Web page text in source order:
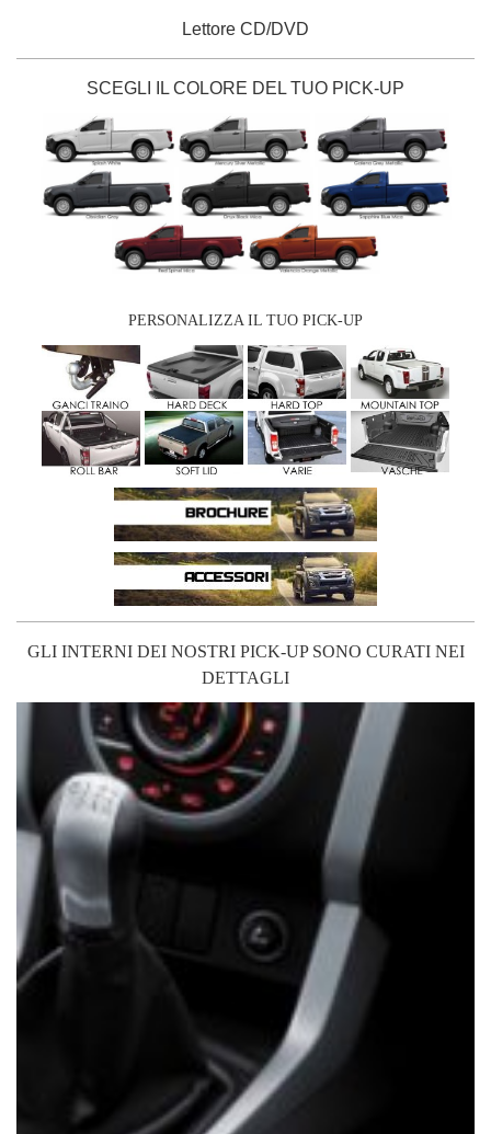
Lettore CD/DVD
SCEGLI IL COLORE DEL TUO PICK-UP
PERSONALIZZA IL TUO PICK-UP
GLI INTERNI DEI NOSTRI PICK-UP SONO CURATI NEI
DETTAGLI